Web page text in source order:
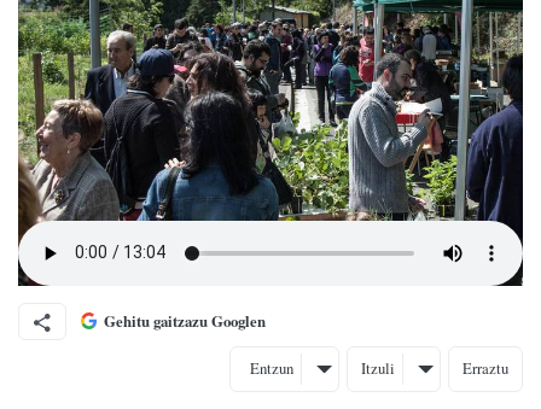
Gehitu gaitzazu Googlen
Entzun Itzuli Erraztu